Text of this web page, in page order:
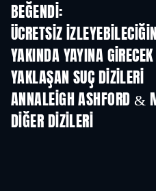
BEĞENDI:
ÜCRETSIZ TV
YAKINDA YAYINA
TV
YAKLAŞAN SUÇ DIZILERI
Sezon 2
ANNALEIGH ASHFORD &
DIĞER DIZILERI